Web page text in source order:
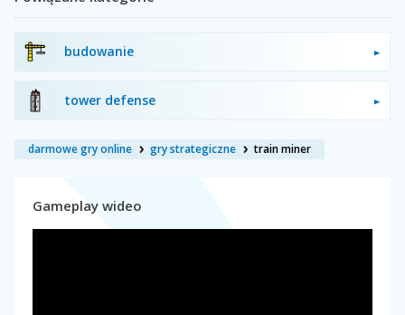
budowanie
tower defense
darmowe gry online gry strategiczne train miner
Gameplay wideo